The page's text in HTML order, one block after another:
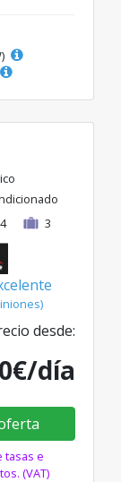
4 3
desde:
día
tasas e
(VAT)